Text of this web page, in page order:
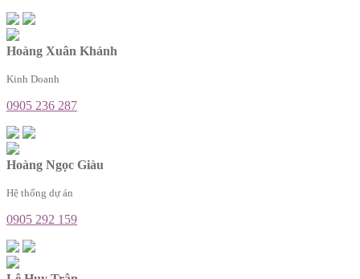
Hoàng Xuân Khánh
Kinh Doanh
0905 236 287
Hoàng Ngọc Giàu
Hệ thống dự án
0905 292 159